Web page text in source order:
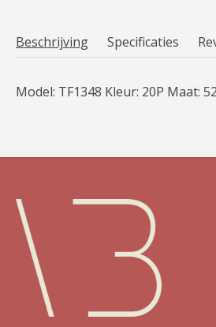
Beschrijving Specificaties
Model: TF1348 Kleur: 20P Maat: